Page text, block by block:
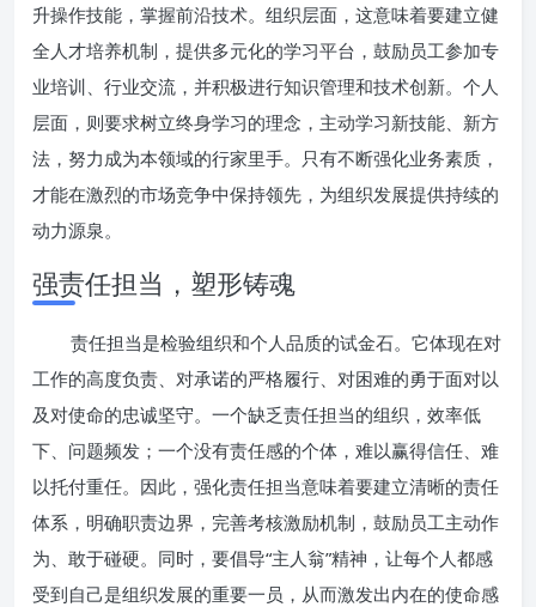
升操作技能，掌握前沿技术。组织层面，这意味着要建立健
全人才培养机制，提供多元化的学习平台，鼓励员工参加专
业培训、行业交流，并积极进行知识管理和技术创新。个人
层面，则要求树立终身学习的理念，主动学习新技能、新方
法，努力成为本领域的行家里手。只有不断强化业务素质，
才能在激烈的市场竞争中保持领先，为组织发展提供持续的
动力源泉。
强责任担当，塑形铸魂
责任担当是检验组织和个人品质的试金石。它体现在对
工作的高度负责、对承诺的严格履行、对困难的勇于面对以
及对使命的忠诚坚守。一个缺乏责任担当的组织，效率低
下、问题频发；一个没有责任感的个体，难以赢得信任、难
以托付重任。因此，强化责任担当意味着要建立清晰的责任
体系，明确职责边界，完善考核激励机制，鼓励员工主动作
为、敢于碰硬。同时，要倡导“主人翁”精神，让每个人都感
受到自己是组织发展的重要一员，从而激发出内在的使命感